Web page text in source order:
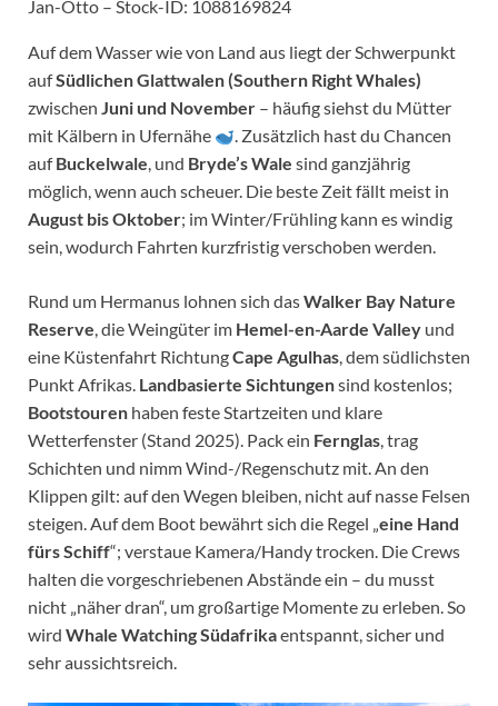
Jan-Otto – Stock-ID: 1088169824
Auf dem Wasser wie von Land aus liegt der Schwerpunkt
aufSüdlichen Glattwalen (Southern Right Whales)
zwischen Juni und November – häufig siehst du Mütter
mit Kälbern in Ufernähe
. Zusätzlich hast du Chancen
aufBuckelwale, und Bryde’s Wale sind ganzjährig
möglich, wenn auch scheuer. Die beste Zeit fällt meist in
August bis Oktober; im Winter/Frühling kann es windig
sein, wodurch Fahrten kurzfristig verschoben werden.
Rund um Hermanus lohnen sich dasWalker Bay Nature
Reserve, die Weingüter im Hemel-en-Aarde Valley und
eine Küstenfahrt RichtungCape Agulhas, dem südlichsten
Punkt Afrikas. Landbasierte Sichtungensind kostenlos;
Bootstouren haben feste Startzeiten und klare
Wetterfenster (Stand 2025). Pack ein Fernglas, trag
Schichten und nimm Wind-/Regenschutz mit. An den
Klippen gilt: auf den Wegen bleiben, nicht auf nasse Felsen
steigen. Auf dem Boot bewährt sich die Regel „eine Hand
fürs Schiff“; verstaue Kamera/Handy trocken. Die Crews
halten die vorgeschriebenen Abstände ein – du musst
nicht „näher dran“, um großartige Momente zu erleben. So
wird Whale Watching Südafrikaentspannt, sicher und
sehr aussichtsreich.